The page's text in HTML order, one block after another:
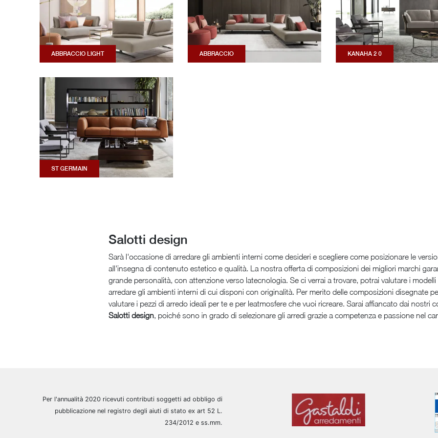
ABBRACCIO LIGHT ABBRACCIO KANAHA 2 0
ST GERMAIN
Salotti design
Sarà l'occasione di arredare gli ambienti interni come desideri e scegliere come posizionare le
all'insegna di contenuto estetico e qualità. La nostra offerta di composizioni dei migliori marchi
grande personalità, con attenzione verso latecnologia. Se ci verrai a trovare, potrai valutare i
arredare gli ambienti interni di cui disponi con originalità. Per merito delle composizioni disegnate
valutare i pezzi di arredo ideali per te e per leatmosfere che vuoi ricreare. Sarai affiancato dai nostri
Salotti design , poiché sono in grado di selezionare gli arredi grazie a competenza e passione nel
Per l'annualità 2020 ricevuti contributi soggetti ad obbligo di
pubblicazione nel registro degli aiuti di stato ex art 52 L.
234/2012 e ss.mm.